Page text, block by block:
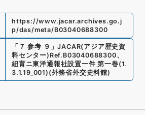
https://www.jacar.archives.go.j
p/das/meta/B03040688300
「 ７ 参考 ９ 」JACAR(アジア歴史資
料センター) Ref. B03040688300、
紐育ニ東洋通報社設置一件 第一巻(1.
3.1.19_001) (外務省外交史料館)